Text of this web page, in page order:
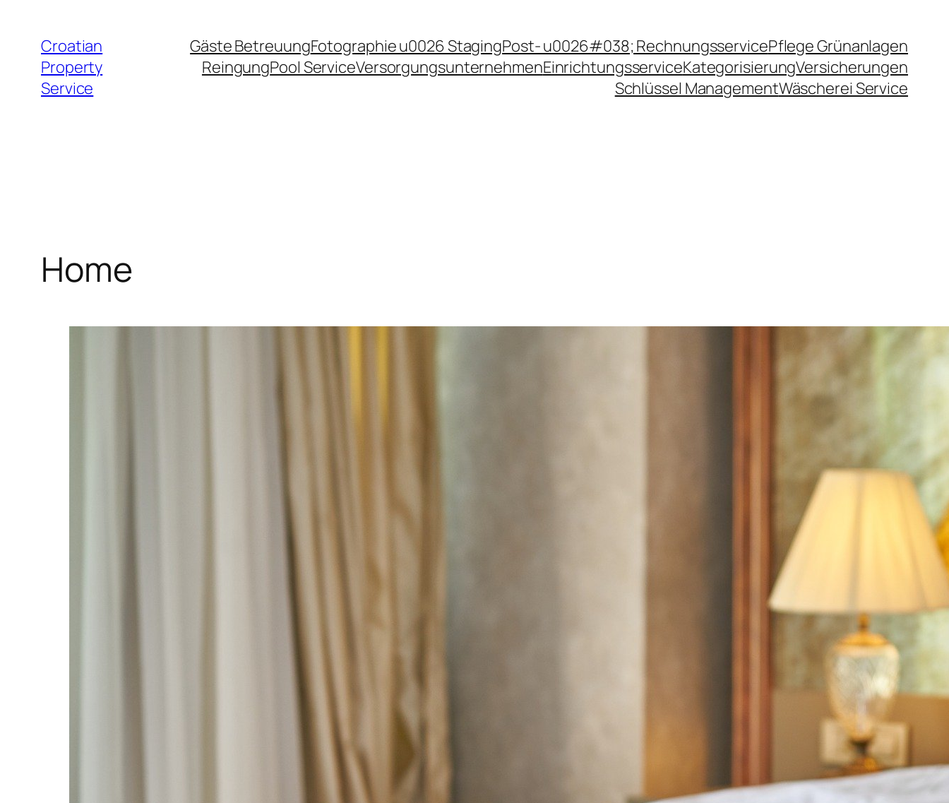
Inhalt
springen
Croatian
Property
Service
Gäste BetreuungFotographie u0026 StagingPost- u0026#038; RechnungsservicePflege Grünanlagen
ReingungPool ServiceVersorgungsunternehmenEinrichtungsserviceKategorisierungVersicherungen
Schlüssel ManagementWäscherei Service
Home